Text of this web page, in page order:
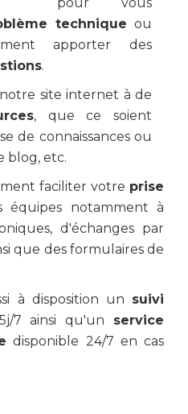
technique ou
apporter des
.
site internet à de
, que ce soient
de connaissances ou
blog, etc.
faciliter votre prise
notamment à
d'échanges par
que des formulaires de
à disposition un suivi
7 ainsi qu'un service
disponible 24/7 en cas